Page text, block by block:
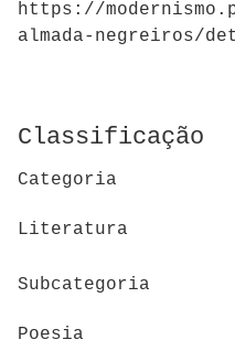
https://
almada-negreiros/
Classificação
Categoria
Literatura
Subcategoria
Poesia